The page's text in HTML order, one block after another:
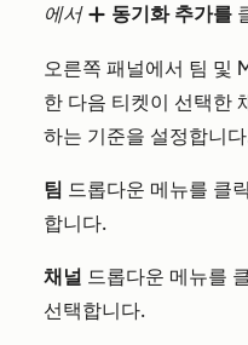
에서 add 동기화 추가를
오른쪽 패널에서 팀 및
한 다음 티켓이 선택한
하는 기준을 설정합니
팀 드롭다운 메뉴를 클
합니다.
채널 드롭다운 메뉴를
선택합니다.